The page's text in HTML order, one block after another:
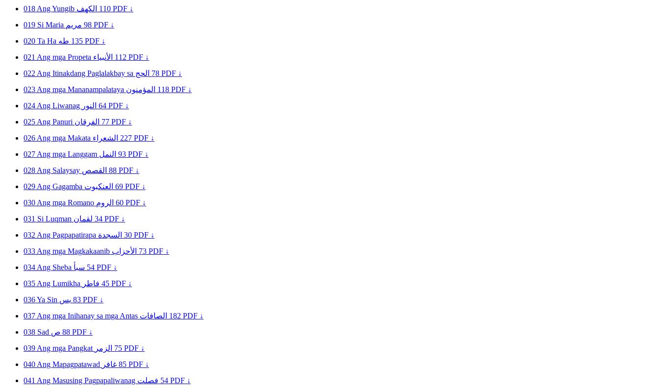
018 Ang Yungib الكهف 110 PDF ↓
019 Si Maria مريم 98 PDF ↓
020 Ta Ha طه 135 PDF ↓
021 Ang mga Propeta الأنبياء 112 PDF ↓
022 Ang Itinakdang Paglalakbay sa الحج 78 PDF ↓
023 Ang mga Mananampalataya المؤمنون 118 PDF ↓
024 Ang Liwanag النور 64 PDF ↓
025 Ang Panuri الفرقان 77 PDF ↓
026 Ang mga Makata الشعراء 227 PDF ↓
027 Ang mga Langgam النمل 93 PDF ↓
028 Ang Salaysay القصص 88 PDF ↓
029 Ang Gagamba العنكبوت 69 PDF ↓
030 Ang mga Romano الروم 60 PDF ↓
031 Si Luqman لقمان 34 PDF ↓
032 Ang Pagpapatirapa السجدة 30 PDF ↓
033 Ang mga Magkakaanib الأحزاب 73 PDF ↓
034 Ang Sheba سبأ 54 PDF ↓
035 Ang Lumikha فاطر 45 PDF ↓
036Ya Sin يس 83 PDF ↓
037 Ang mga Inihanay sa mga Antas الصافات 182 PDF ↓
038 Sad ص 88 PDF ↓
039 Ang mga Pangkat الزمر 75 PDF ↓
040 Ang Mapagpatawad غافر 85 PDF ↓
041 Ang Masusing Pagpapaliwanag فصلت 54 PDF ↓